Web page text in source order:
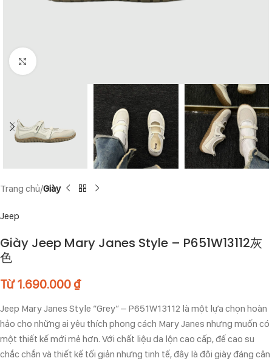
Click to enlarge
Trang chủ Giày
Jeep
Giày Jeep Mary Janes Style – P651W13112灰
色
Từ1.690.000 ₫
Jeep Mary Janes Style “Grey” – P651W13112 là một lựa chọn hoàn
hảo cho những ai yêu thích phong cách Mary Janes nhưng muốn có
một thiết kế mới mẻ hơn. Với chất liệu da lộn cao cấp, đế cao su
chắc chắn và thiết kế tối giản nhưng tinh tế, đây là đôi giày đáng cân